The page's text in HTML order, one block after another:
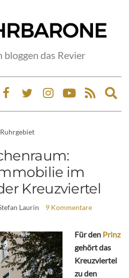
bloggen das Revier
Ruhrgebiet
im
Kreuzviertel
Laurin 9 Kommentare
Für den Prinz
gehört das
Kreuzviertel
zu den